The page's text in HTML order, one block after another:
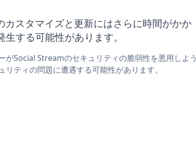
スタマイズと更新にはさらに時間がかか
する可能性があります。
がSocial Streamのセキュリティの脆弱性を悪用しよう
ティの問題に遭遇する可能性があります。